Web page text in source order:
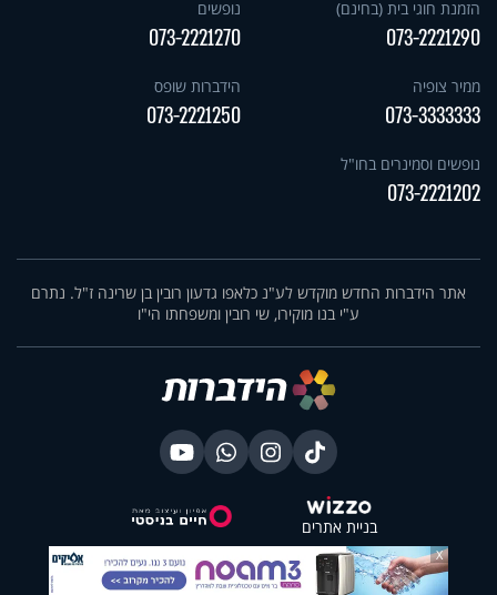
הזמנת חוגי בית (בחינם)
073-2221290
נופשים
073-2221270
ממיר צופיה
073-3333333
הידברות שופס
073-2221250
נופשים וסמינרים בחו"ל
073-2221202
אתר הידברות החדש מוקדש לע"נ כלאפו גדעון רובין בן שרינה ז"ל. נתרם
ע"י בנו מוקירו, שי רובין ומשפחתו הי"ו
בניית אתרים
X